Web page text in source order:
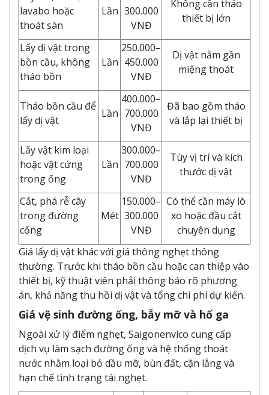
lavabo hoặc
thoát sàn
Lần 300.000
VNĐ
Không cần tháo
thiết bị lớn
Lấy dị vật trong
bồn cầu, không
tháo bồn
Lần
250.000–
450.000
VNĐ
Dị vật nằm gần
miệng thoát
Tháo bồn cầu để
lấy dị vật
Lần
400.000–
700.000
VNĐ
Đã bao gồm tháo
và lắp lại thiết bị
Lấy vật kim loại
hoặc vật cứng
trong ống
Lần
300.000–
700.000
VNĐ
Tùy vị trí và kích
thước dị vật
Cắt, phá rễ cây
trong đường
cống
Mét
150.000–
300.000
VNĐ
Có thể cần máy lò
xo hoặc đầu cắt
chuyên dụng
Giá lấy dị vật khác với giá thông nghẹt thông
thường. Trước khi tháo bồn cầu hoặc can thiệp vào
thiết bị, kỹ thuật viên phải thông báo rõ phương
án, khả năng thu hồi dị vật và tổng chi phí dự kiến.
Giá vệ sinh đường ống, bẫy mỡ và hố ga
Ngoài xử lý điểm nghẹt, Saigonenvico cung cấp
dịch vụ làm sạch đường ống và hệ thống thoát
nước nhằm loại bỏ dầu mỡ, bùn đất, cặn lắng và
hạn chế tình trạng tái nghẹt.